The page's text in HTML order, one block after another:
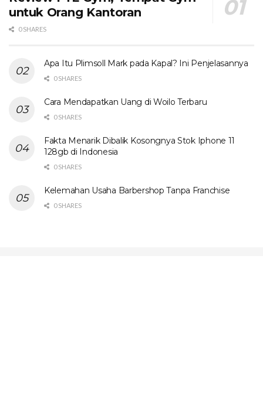
untuk Orang Kantoran
0 SHARES
Apa Itu Plimsoll Mark pada Kapal? Ini Penjelasannya
0 SHARES
Cara Mendapatkan Uang di Woilo Terbaru
0 SHARES
Fakta Menarik Dibalik Kosongnya Stok Iphone 11
128gb di Indonesia
0 SHARES
Kelemahan Usaha Barbershop Tanpa Franchise
0 SHARES